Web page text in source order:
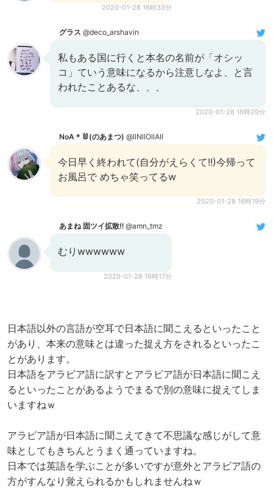
2020-01-28 16時33分
グラス @deco_arshavin
私もある国に行くと本名の名前が「オシッ
コ」ていう意味になるから注意しなよ、と言
われたことあるな、、、
2020-01-28 16時29分
NoA＊🐰(のあまつ) @llNllOllAll
今日早く終われて(自分がえらくて!!)今帰って
お風呂で めちゃ笑ってるw
2020-01-28 16時19分
あまね 固ツイ拡散‼️ @amn_tmz
むりwwwwww
2020-01-28 16時17分
日本語以外の言語が空耳で日本語に聞こえるといったこと
があり、本来の意味とは違った捉え方をされるといったこ
とがあります。
日本語をアラビア語に訳すとアラビア語が日本語に聞こえ
るといったことがあるようでまるで別の意味に捉えてしま
いますねｗ
アラビア語が日本語に聞こえてきて不思議な感じがして意
味としてもきちんとうまく通っていますね。
日本では英語を学ぶことが多いですが意外とアラビア語の
方がすんなり覚えられるかもしれませんねｗ